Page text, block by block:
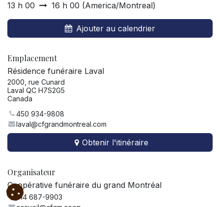
13 h 00 16 h 00 (America/Montreal)
Ajouter au calendrier
Emplacement
Résidence funéraire Laval
2000, rue Cunard
Laval QC H7S2G5
Canada
450 934-9808
laval@cfgrandmontreal.com
Obtenir l'itinéraire
Organisateur
Coopérative funéraire du grand Montréal
514 687-9903